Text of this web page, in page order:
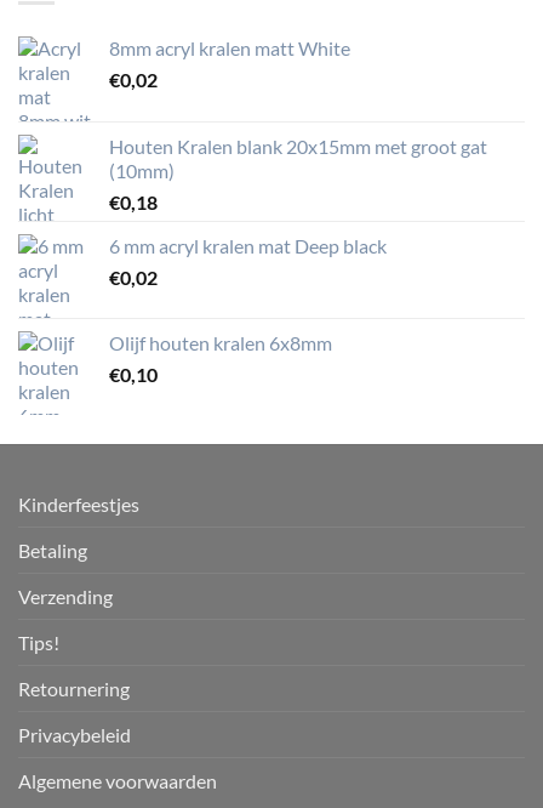
8mm acryl kralen matt White
€0,02
Houten Kralen blank 20x15mm met groot gat
(10mm)
€0,18
6 mm acryl kralen mat Deep black
€0,02
Olijf houten kralen 6x8mm
€0,10
Kinderfeestjes
Betaling
Verzending
Tips!
Retournering
Privacybeleid
Algemene voorwaarden